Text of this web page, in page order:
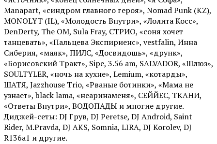
Manapart, «синдром главного героя», Nomad Punk (KZ),
MONOLYT (IL), «Молодость Внутри», «Лолита Косс»,
DenDerty, The OM, Sula Fray, СТРИО, «соня хочет
танцевать», «Пальцева Экспириенс», vestfalin, Инна
Сиберия, «маяк», ПИЛС, «Досвидошь», «друнк»,
«Борисовский Тракт», Sipe, 3.56 am, SALVADOR, «Шлюз»,
SOULTYLER, «ночь на кухне», Lemium, «котарды»,
ШАТЯ, Jazzhouse Trio, «Рваные ботинки», «Мама не
узнает», black lama, «неаринаменя», СЕЙЙЕС, ТКАНИ,
«Ответы Внутри», ВОДОПАДЫ и многие другие.
Диджей-сеты: DJ Грув, DJ Peretse, DJ Android, Saint
Rider, М.Pravda, DJ AKS, Somnia, LIRA, DJ Korolev, DJ
R136a1 и другие.